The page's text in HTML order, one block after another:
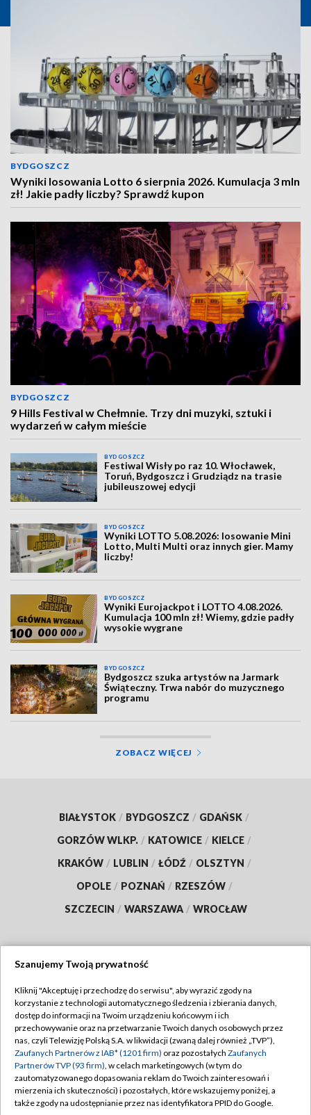
BYDGOSZCZ
Wyniki losowania Lotto 6 sierpnia 2026. Kumulacja 3 mln
zł! Jakie padły liczby? Sprawdź kupon
BYDGOSZCZ
9 Hills Festival w Chełmnie. Trzy dni muzyki, sztuki i
wydarzeń w całym mieście
BYDGOSZCZ
Festiwal Wisły po raz 10. Włocławek,
Toruń, Bydgoszcz i Grudziądz na trasie
jubileuszowej edycji
BYDGOSZCZ
Wyniki LOTTO 5.08.2026: losowanie Mini
Lotto, Multi Multi oraz innych gier. Mamy
liczby!
BYDGOSZCZ
Wyniki Eurojackpot i LOTTO 4.08.2026.
Kumulacja 100 mln zł! Wiemy, gdzie padły
wysokie wygrane
BYDGOSZCZ
Bydgoszcz szuka artystów na Jarmark
Świąteczny. Trwa nabór do muzycznego
programu
ZOBACZ WIĘCEJ
BIAŁYSTOK / BYDGOSZCZ / GDAŃSK /
GORZÓW WLKP. / KATOWICE / KIELCE /
KRAKÓW / LUBLIN / ŁÓDŹ / OLSZTYN /
OPOLE / POZNAŃ / RZESZÓW /
SZCZECIN / WARSZAWA / WROCŁAW
TVP
Abonament TVP
Emisja w TVP
Centrum informacji TVP
Naziemna Telewizja Cyfrowa
Regulamin TVP
Polityka prywatności
Moje zgody
Pomoc
Szanujemy Twoją prywatność
Kliknij "Akceptuję i przechodzę do serwisu", aby wyrazić zgody na
korzystanie z technologii automatycznego śledzenia i zbierania danych,
dostęp do informacji na Twoim urządzeniu końcowym i ich
przechowywanie oraz na przetwarzanie Twoich danych osobowych przez
nas, czyli Telewizję Polską S.A. w likwidacji (zwaną dalej również „TVP”),
Zaufanych Partnerów z IAB* (1201 firm) oraz pozostałych Zaufanych
Partnerów TVP (93 firm), w celach marketingowych (w tym do
zautomatyzowanego dopasowania reklam do Twoich zainteresowań i
mierzenia ich skuteczności) i pozostałych, które wskazujemy poniżej, a
także zgody na udostępnianie przez nas identyfikatora PPID do Google.